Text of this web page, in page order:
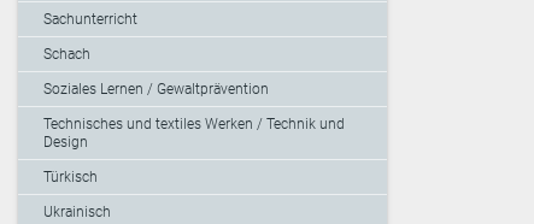
Sachunterricht
Schach
Soziales Lernen / Gewaltprävention
Technisches und textiles Werken / Technik und
Design
Türkisch
Ukrainisch